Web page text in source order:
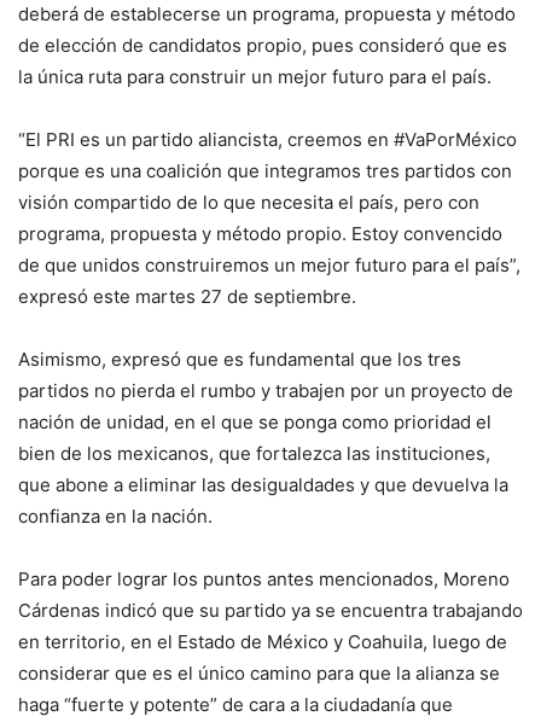
deberá de establecerse un programa, propuesta y método
de elección de candidatos propio, pues consideró que es
la única ruta para construir un mejor futuro para el país.
“El PRI es un partido aliancista, creemos en #VaPorMéxico
porque es una coalición que integramos tres partidos con
visión compartido de lo que necesita el país, pero con
programa, propuesta y método propio. Estoy convencido
de que unidos construiremos un mejor futuro para el país”,
expresó este martes 27 de septiembre.
Asimismo, expresó que es fundamental que los tres
partidos no pierda el rumbo y trabajen por un proyecto de
nación de unidad, en el que se ponga como prioridad el
bien de los mexicanos, que fortalezca las instituciones,
que abone a eliminar las desigualdades y que devuelva la
confianza en la nación.
Para poder lograr los puntos antes mencionados, Moreno
Cárdenas indicó que su partido ya se encuentra trabajando
en territorio, en el Estado de México y Coahuila, luego de
considerar que es el único camino para que la alianza se
haga “fuerte y potente” de cara a la ciudadanía que